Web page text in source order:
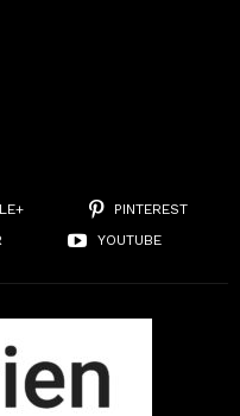
PINTEREST
YOUTUBE